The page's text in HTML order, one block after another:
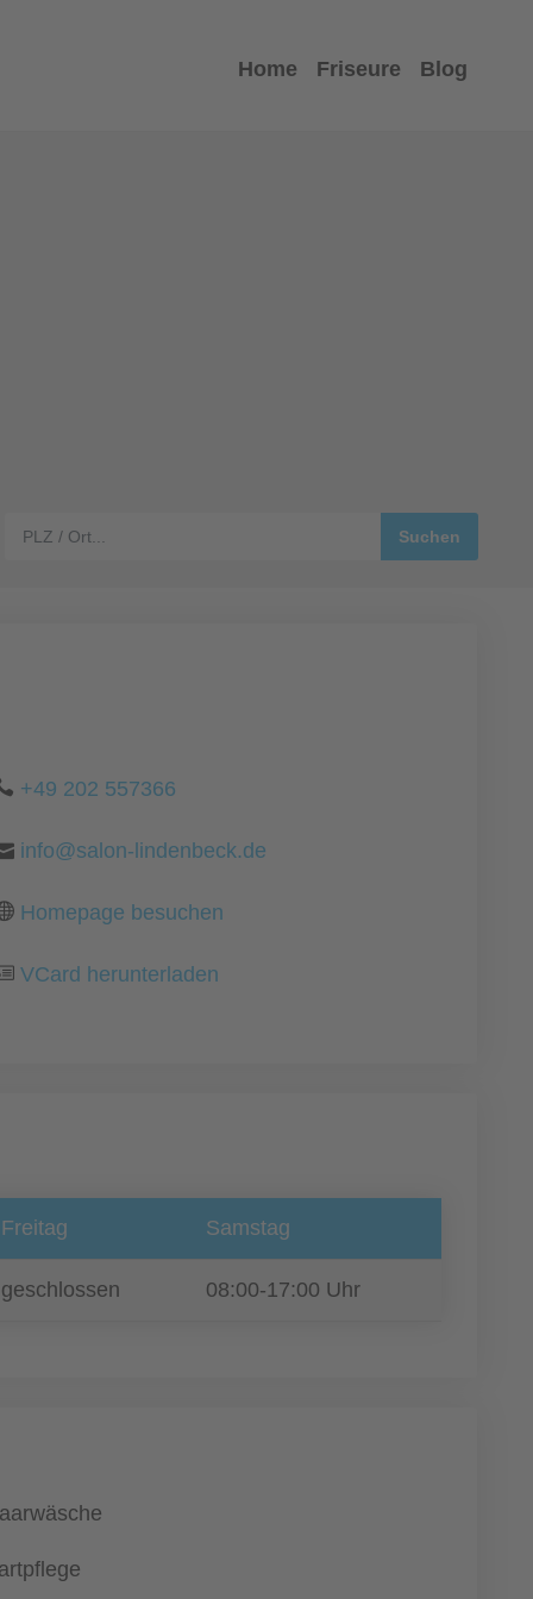
Home Friseure Blog
+49 202 557366
info@salon-lindenbeck.de
Homepage besuchen
VCard herunterladen
Freitag Samstag
geschlossen 08:00-17:00 Uhr